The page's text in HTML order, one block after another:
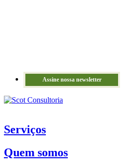
Assine nossa newsletter
Serviços
Quem somos